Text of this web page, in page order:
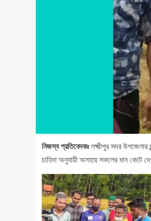
নিজস্ব প্রতিবেদকঃলক্ষ্মীপুর সদর উপজেলার
চাহিদা অনুযায়ী অসহায় সকলের ধান কেটে